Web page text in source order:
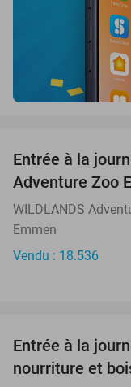
Entrée à la
Adventure Zoo
WILDLANDS
Emmen
Vendu : 18.536
Entrée à la
nourriture et